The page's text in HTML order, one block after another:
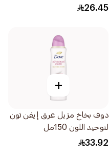
26.45
+
دوف بخاخ مزيل عرق إيفن تون
لتوحيد اللون 150مل
33.92